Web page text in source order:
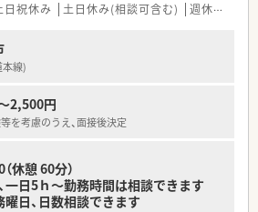
～18:00
園日となります。
～3歳児
円/月
日祝休み 土日休み(相談可含む) 週休2.5日以上
線)
2,500円
を考慮のうえ、面接後決定
休憩 60分）
一日5ｈ～勤務時間は相談できます
日、日数相談できます